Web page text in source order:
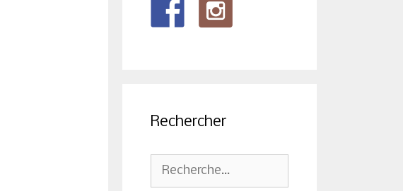
Rechercher
Rechercher :